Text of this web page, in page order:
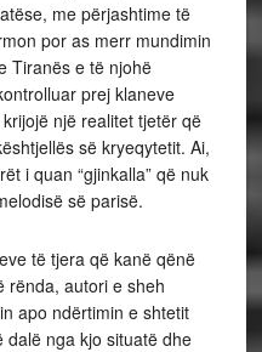
me përjashtime të
por as merr mundimin
Tiranës e të njohë
prej klaneve
një realitet tjetër që
së kryeqytetit. Ai,
i quan “gjinkalla” që nuk
së parisë.
të tjera që kanë qënë
rënda, autori e sheh
apo ndërtimin e shtetit
nga kjo situatë dhe